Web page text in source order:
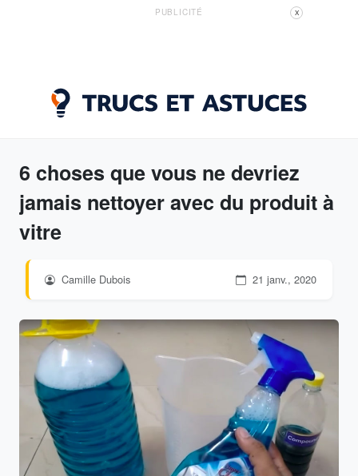
PUBLICITÉ X
6 choses que vous ne devriez
jamais nettoyer avec du produit à
vitre
Camille Dubois 21 janv., 2020